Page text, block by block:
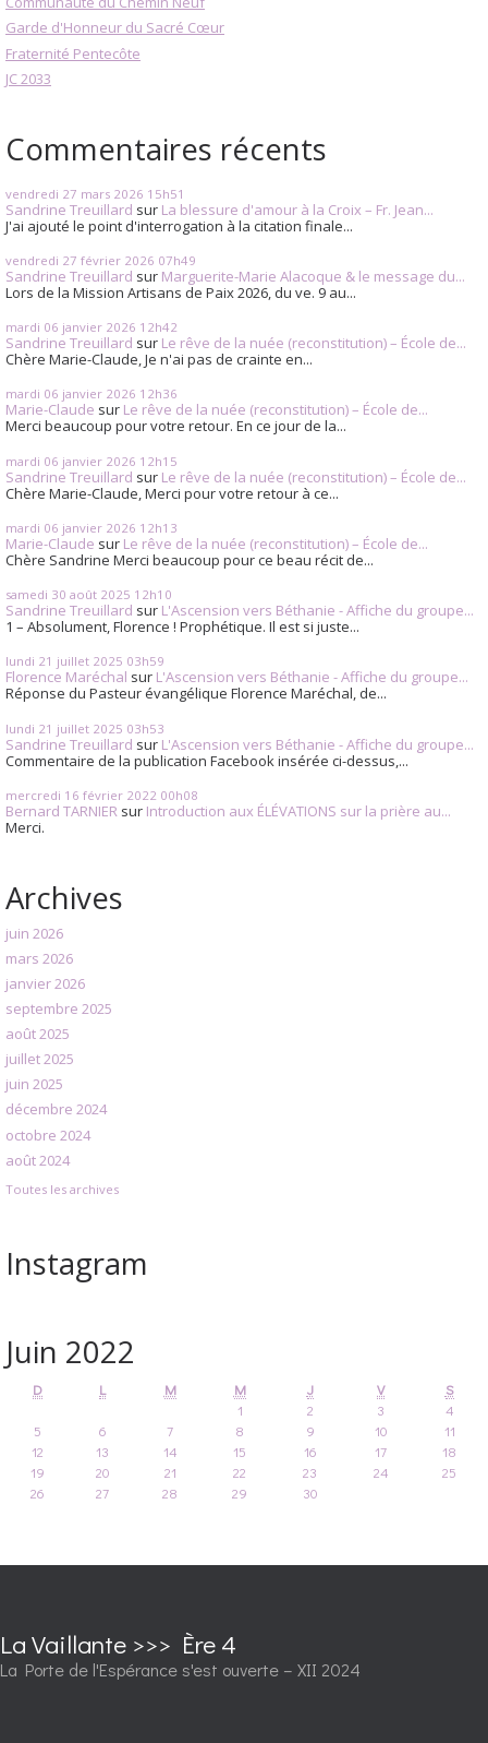
Garde d'Honneur du Sacré Cœur
Fraternité Pentecôte
JC 2033
Commentaires récents
vendredi 27 mars 2026 15h51
Sandrine Treuillard sur La blessure d'amour à la Croix – Fr. Jean...
J'ai ajouté le point d'interrogation à la citation finale...
vendredi 27 février 2026 07h49
Sandrine Treuillard sur Marguerite-Marie Alacoque & le message du...
Lors de la Mission Artisans de Paix 2026, du ve. 9 au...
mardi 06 janvier 2026 12h42
Sandrine Treuillard sur Le rêve de la nuée (reconstitution) – École de...
Chère Marie-Claude, Je n'ai pas de crainte en...
mardi 06 janvier 2026 12h36
Marie-Claude sur Le rêve de la nuée (reconstitution) – École de...
Merci beaucoup pour votre retour. En ce jour de la...
mardi 06 janvier 2026 12h15
Sandrine Treuillard sur Le rêve de la nuée (reconstitution) – École de...
Chère Marie-Claude, Merci pour votre retour à ce...
mardi 06 janvier 2026 12h13
Marie-Claude sur Le rêve de la nuée (reconstitution) – École de...
Chère Sandrine Merci beaucoup pour ce beau récit de...
samedi 30 août 2025 12h10
Sandrine Treuillard sur L'Ascension vers Béthanie - Affiche du groupe...
1 – Absolument, Florence ! Prophétique. Il est si juste...
lundi 21 juillet 2025 03h59
Florence Maréchal sur L'Ascension vers Béthanie - Affiche du groupe...
Réponse du Pasteur évangélique Florence Maréchal, de...
lundi 21 juillet 2025 03h53
Sandrine Treuillard sur L'Ascension vers Béthanie - Affiche du groupe...
Commentaire de la publication Facebook insérée ci-dessus,...
mercredi 16 février 2022 00h08
Bernard TARNIER sur Introduction aux ÉLÉVATIONS sur la prière au...
Merci.
Archives
juin 2026
mars 2026
janvier 2026
septembre 2025
août 2025
juillet 2025
juin 2025
décembre 2024
octobre 2024
août 2024
Toutes les archives
Instagram
Juin 2022
D L M M J V
S
1
2 3
4
5
6 7 8 9 10
11
12
13 14 15 16 17
18
19
20 21 22 23 24
25
26
27 28 29 30
La Vaillante >>> Ère 4
La Porte de l'Espérance s'est ouverte – XII 2024